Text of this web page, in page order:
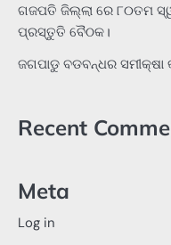
ଗଜପତି ଜିଲ୍ଲା ରେ ୮୦ତମ
ପ୍ରସ୍ତୁତି ବୈଠକ।
ଜଗପାଡୁ ବଡବନ୍ଧର ସମୀକ୍ଷା
Recent
Meta
Log in